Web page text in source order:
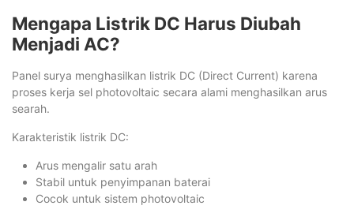
Mengapa Listrik DC Harus Diubah
Menjadi AC?
Panel surya menghasilkan listrik DC (Direct Current) karena
proses kerja sel photovoltaic secara alami menghasilkan arus
searah.
Karakteristik listrik DC:
Arus mengalir satu arah
Stabil untuk penyimpanan baterai
Cocok untuk sistem photovoltaic